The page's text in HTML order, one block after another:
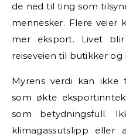
de ned til ting som
mennesker. Flere veier
mer eksport. Livet
reiseveien til butikker og
Myrens verdi kan ikke
som økte
som betydningsfull.
klimagassutslipp eller